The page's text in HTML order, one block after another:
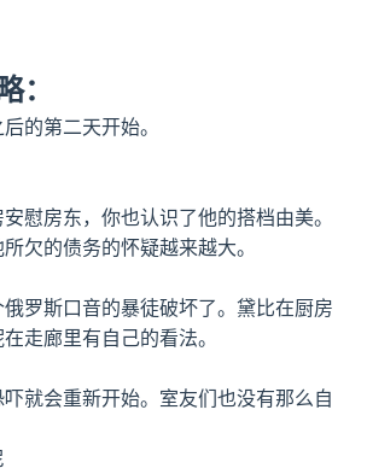
：
的第二天开始。
慰房东，你也认识了他的搭档由美。
欠的债务的怀疑越来越大。
罗斯口音的暴徒破坏了。黛比在厨房
走廊里有自己的看法。
就会重新开始。室友们也没有那么自